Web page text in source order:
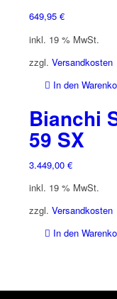
649,95 €
inkl. 19 % MwSt.
zzgl. Versandkosten
In den
Bianchi
59 SX
3.449,00 €
inkl. 19 % MwSt.
zzgl. Versandkosten
In den